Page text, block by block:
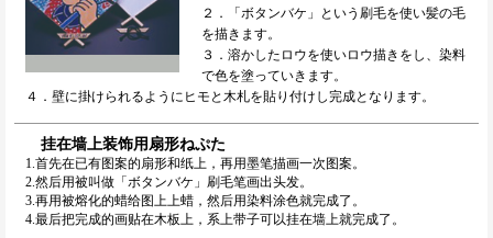
２．「ボタンバケ」という刷毛を使い髪の毛
を描きます。
３．溶かしたロウを使いロウ描きをし、染料
で色を塗っていきます。
４．壁に掛けられるようにヒモと木札を貼り付けし完成となります。
挂在墙上装饰用扇形ねぷた
1.首先在已有图案的扇形和纸上，再用墨笔描画一次图案。
2.然后用被叫做「ボタンバケ」刷毛笔画出头发。
3.再用被熔化的蜡给图上上蜡，然后用染料涂色就完成了。
4.最后把完成的画贴在木板上，系上带子可以挂在墙上就完成了。